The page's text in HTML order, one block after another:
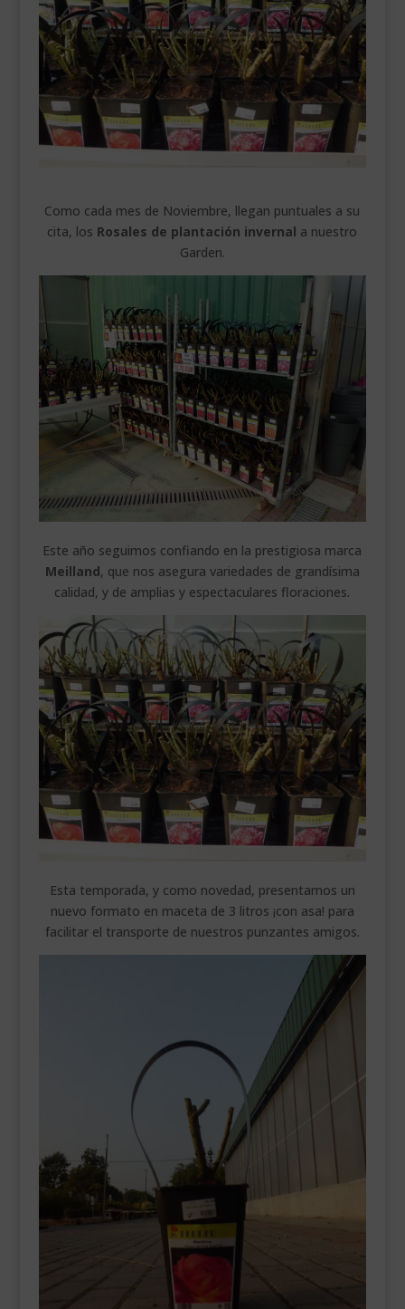
___________________________
VEURE EN CATALÀ
Como cada mes de Noviembre, llegan puntuales a su
cita, los Rosales de plantación invernal a nuestro
Garden.
Este año seguimos confiando en la prestigiosa marca
Meilland, que nos asegura variedades de grandísima
calidad, y de amplias y espectaculares floraciones.
Esta temporada, y como novedad, presentamos un
nuevo formato en maceta de 3 litros ¡con asa! para
facilitar el transporte de nuestros punzantes amigos.